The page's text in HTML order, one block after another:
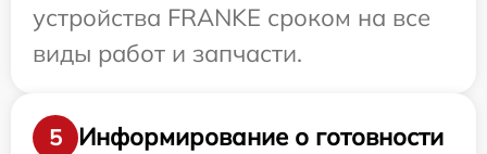
устройства FRANKE сроком на все
виды работ и запчасти.
5
Информирование о готовности